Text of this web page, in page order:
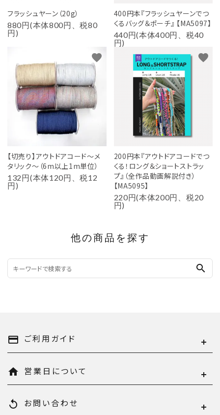
フラッシュヤーン（20g）
880円(本体800円、税80
円)
400円本『フラッシュヤーンでつ
くるバッグ＆ポーチ』 【MA5097】
440円(本体400円、税40
円)
【切売り】アウトドアコード～メ
タリック～（6m以上1m単位）
132円(本体120円、税12
円)
favorite
200円本『アウトドアコードでつ
くる！ロング＆ショートストラッ
プ』（全作品動画解説付き）
【MA5095】
220円(本体200円、税20
円)
favorite
他の商品を探す
search
payment ご利用ガイド
home 営業日について
replay お問い合わせ